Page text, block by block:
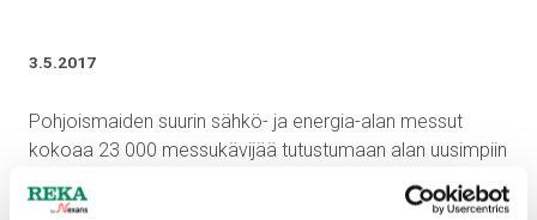
3.5.2017
Pohjoismaiden suurin sähkö- ja energia-alan messut
kokoaa 23 000 messukävijää tutustumaan alan uusimpiin
uuden sukupolven asennuskaapeli HHJ LiteRex.